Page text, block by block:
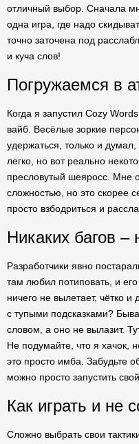
отличный выбор. Сначала
одна игра, где надо
точно заточена под
и куча слов!
Погружаемся в
Когда я запустил Cozy
вайб. Весёлые зоркие
удержаться, только и
легко, но вот реально
пресловутый шеяросс. Мне
сложностью, но это скорее
просто взбодриться и
Никаких багов
Разработчики явно
там любил потиповать, и
ничего не вылетает, чётко
с тупыми подсказками?
словом, а оно не вылазит.
Не подумайте, что я хачок,
это просто имба. Забудьте
можно просто запустить
Как играть и не
Сложно выбрать свои